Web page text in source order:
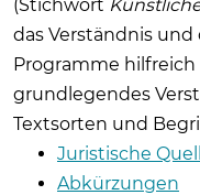
(Stichwort
das Verständnis
Programme
grundlegendes
Textsorten und
Juristische
Abkürzungen